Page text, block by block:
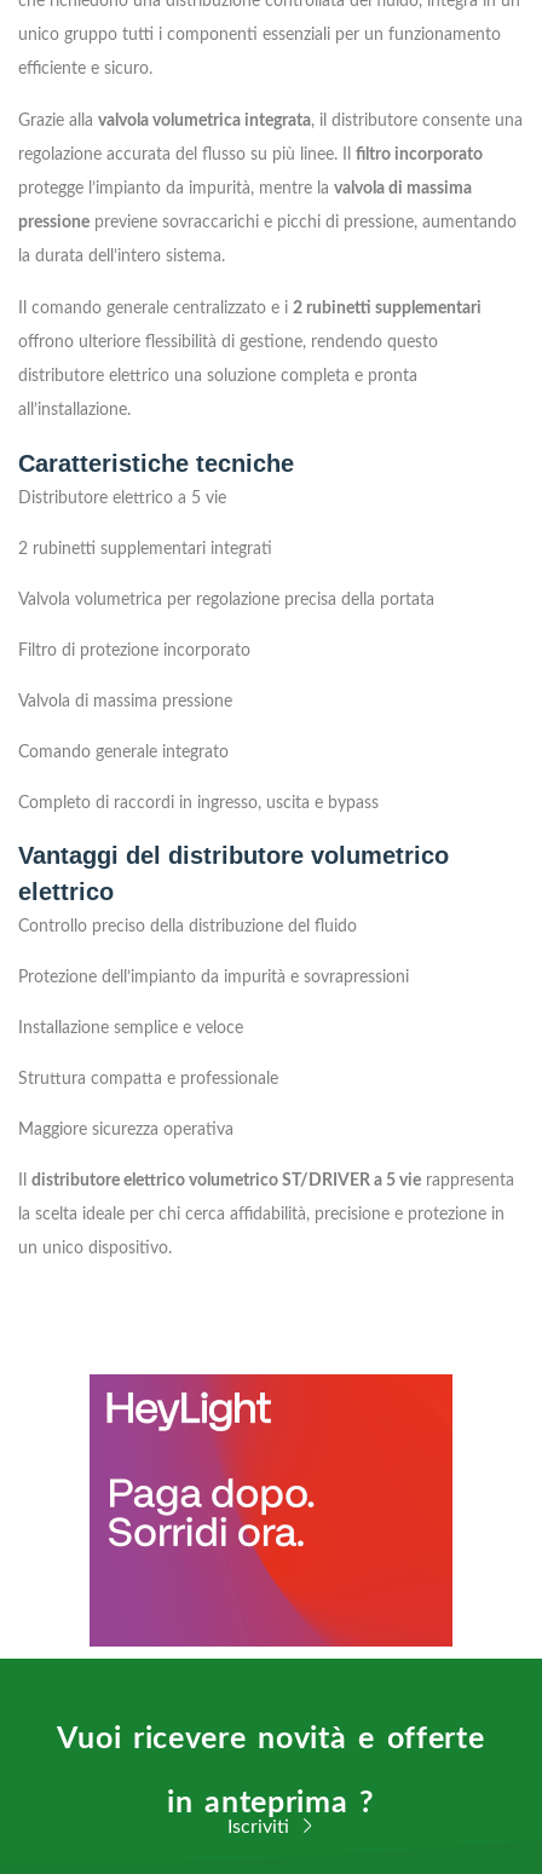
unico gruppo tutti i componenti essenziali per un funzionamento
efficiente e sicuro.
Grazie alla valvola volumetrica integrata, il distributore consente una
regolazione accurata del flusso su più linee. Il filtro incorporato
protegge l’impianto da impurità, mentre la valvola di massima
pressione previene sovraccarichi e picchi di pressione, aumentando
la durata dell’intero sistema.
Il comando generale centralizzato e i 2 rubinetti supplementari
offrono ulteriore flessibilità di gestione, rendendo questo
distributore elettrico una soluzione completa e pronta
all’installazione.
Caratteristiche tecniche
Distributore elettrico a 5 vie
2 rubinetti supplementari integrati
Valvola volumetrica per regolazione precisa della portata
Filtro di protezione incorporato
Valvola di massima pressione
Comando generale integrato
Completo di raccordi in ingresso, uscita e bypass
Vantaggi del distributore volumetrico
elettrico
Controllo preciso della distribuzione del fluido
Protezione dell’impianto da impurità e sovrapressioni
Installazione semplice e veloce
Struttura compatta e professionale
Maggiore sicurezza operativa
distributore elettrico volumetrico ST/DRIVER a 5 vie rappresenta
la scelta ideale per chi cerca affidabilità, precisione e protezione in
un unico dispositivo.
Vuoi ricevere novità e offerte
in anteprima ?
Iscriviti